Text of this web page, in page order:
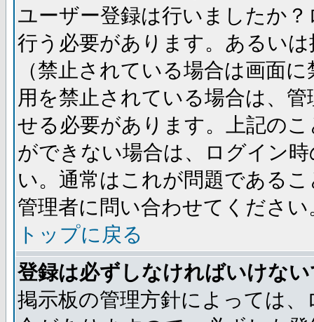
ユーザー登録は行いましたか
行う必要があります。あるい
（禁止されている場合は画面
用を禁止されている場合は、
せる必要があります。上記の
ができない場合は、ログイン
い。通常はこれが問題である
管理者に問い合わせてください
トップに戻る
登録は必ずしなければいけな
掲示板の管理方針によっては